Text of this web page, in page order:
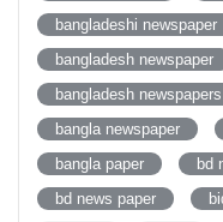
bangladeshi newspaper
bangladesh newspaper
bangladesh newspapers
bangla newspaper
bangla paper
bd
bd news paper